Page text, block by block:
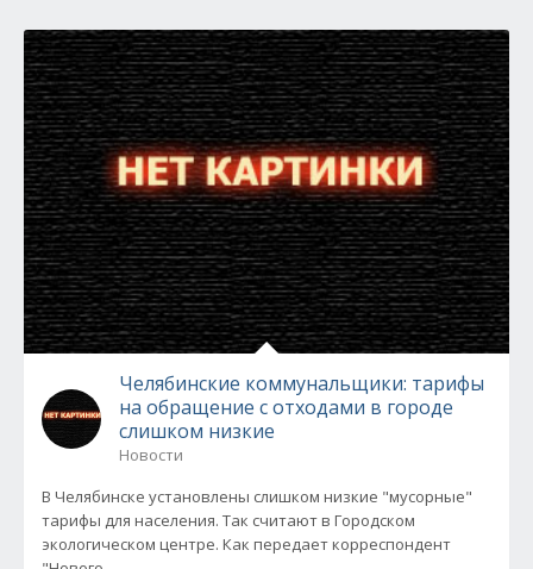
Челябинские коммунальщики: тарифы
на обращение с отходами в городе
слишком низкие
Новости
В Челябинске установлены слишком низкие "мусорные"
тарифы для населения. Так считают в Городском
экологическом центре. Как передает корреспондент